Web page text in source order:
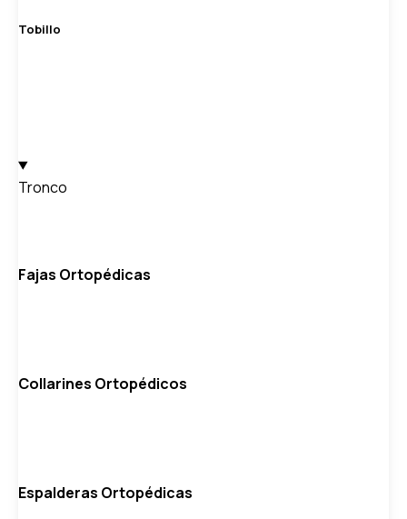
Tobillo
Tronco
Fajas Ortopédicas
Collarines Ortopédicos
Espalderas Ortopédicas